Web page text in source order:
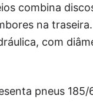
combina
na
com
pneus 185/